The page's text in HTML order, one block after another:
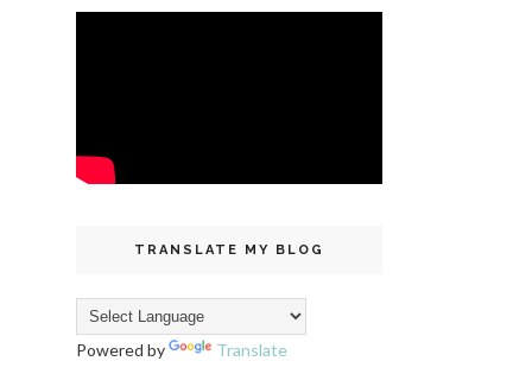
TRANSLATE MY BLOG
Powered by Translate